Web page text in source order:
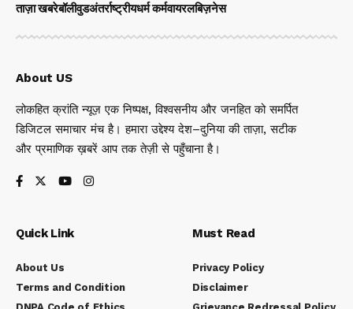
ताज़ा खबरेबॉलीवुडअंतर्राष्ट्रीयधर्म कर्मवायरलबिज़नेस
About US
लोकहित क्रांति न्यूज़ एक निष्पक्ष, विश्वसनीय और जनहित को समर्पित
डिजिटल समाचार मंच है। हमारा उद्देश्य देश–दुनिया की ताज़ा, सटीक
और प्रमाणिक ख़बरें आप तक तेज़ी से पहुँचाना है।
Quick Link
About Us
Terms and Condition
Must Read
Privacy Policy
Disclaimer